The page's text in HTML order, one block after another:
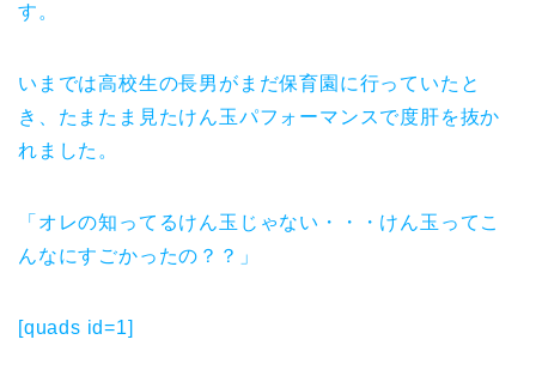
す。
いまでは高校生の長男がまだ保育園に行っていたと
き、たまたま見たけん玉パフォーマンスで度肝を抜か
れました。
「オレの知ってるけん玉じゃない・・・けん玉ってこ
んなにすごかったの？？」
[quads id=1]